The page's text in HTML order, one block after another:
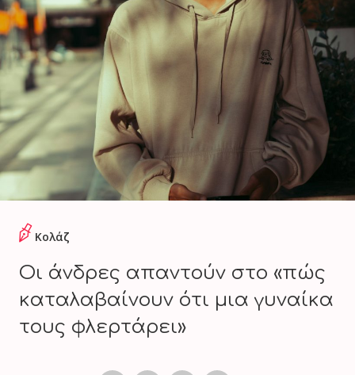
Κολάζ
Οι άνδρες απαντούν στο «πώς
καταλαβαίνoυν ότι μια γυναίκα
τους φλερτάρει»